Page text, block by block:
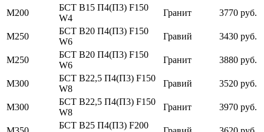
М200
БСТ В15 П4(П3) F150
W4
Гранит 3770 руб.
М250
БСТ В20 П4(П3) F150
W6
Гравий 3430 руб.
М250
БСТ В20 П4(П3) F150
W6
Гранит 3880 руб.
М300
БСТ В22,5 П4(П3) F150
W8
Гравий 3520 руб.
М300
БСТ В22,5 П4(П3) F150
W8
Гранит 3970 руб.
БСТ В25 П4(П3) F200